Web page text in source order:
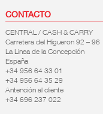
CONTACTO
CENTRAL / CASH & CARRY
Carretera del Higueron 92 – 96
La Linea de la Concepción
España
+34 956 64 33 01
+34 956 64 35 29
Antención al cliente
+34 696 237 022